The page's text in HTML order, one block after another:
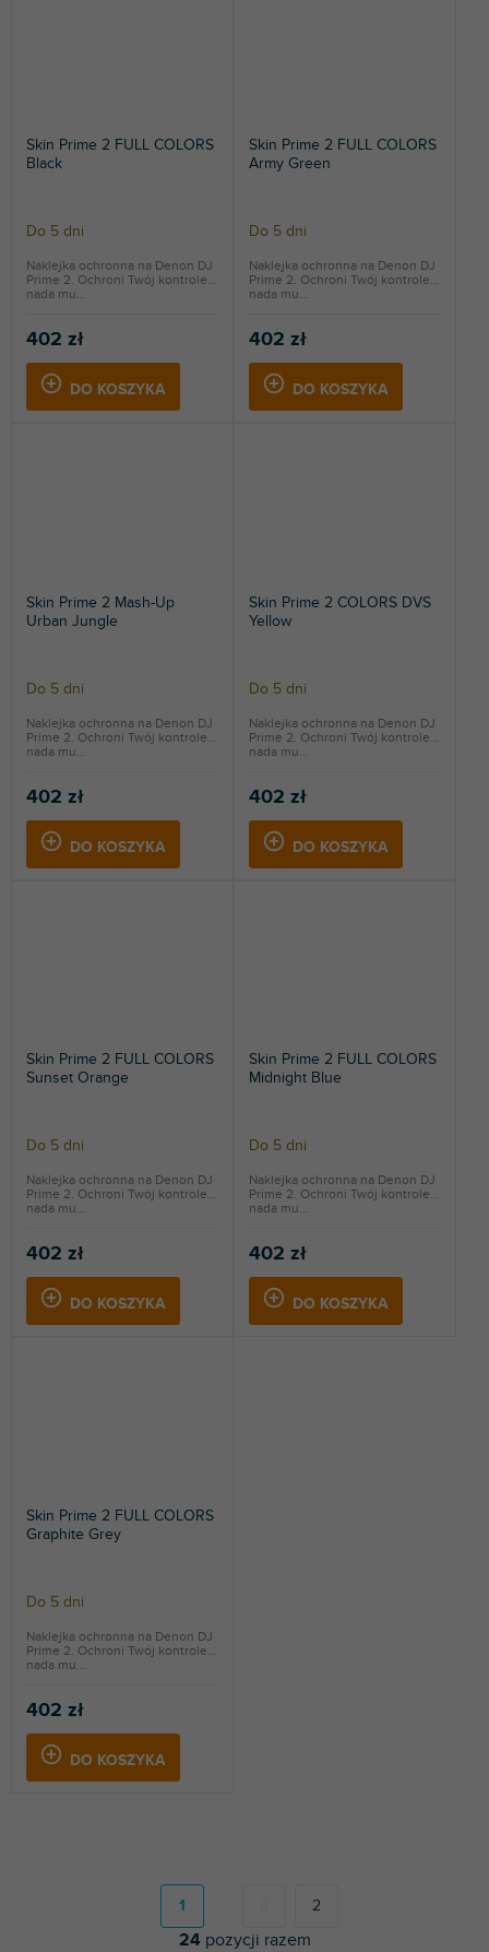
Skin Prime 2 FULL COLORS
Black
Do 5 dni
402 zł
DO KOSZYKA
Naklejka ochronna na Denon DJ
Prime 2. Ochroni Twój kontroler i
nada mu...
Skin Prime 2 FULL COLORS
Army Green
Do 5 dni
402 zł
DO KOSZYKA
Naklejka ochronna na Denon DJ
Prime 2. Ochroni Twój kontroler i
nada mu...
Skin Prime 2 Mash-Up
Urban Jungle
Do 5 dni
402 zł
DO KOSZYKA
Naklejka ochronna na Denon DJ
Prime 2. Ochroni Twój kontroler i
nada mu...
Skin Prime 2 COLORS DVS
Yellow
Do 5 dni
402 zł
DO KOSZYKA
Naklejka ochronna na Denon DJ
Prime 2. Ochroni Twój kontroler i
nada mu...
Skin Prime 2 FULL COLORS
Sunset Orange
Do 5 dni
402 zł
DO KOSZYKA
Naklejka ochronna na Denon DJ
Prime 2. Ochroni Twój kontroler i
nada mu...
Skin Prime 2 FULL COLORS
Midnight Blue
Do 5 dni
402 zł
DO KOSZYKA
Naklejka ochronna na Denon DJ
Prime 2. Ochroni Twój kontroler i
nada mu...
Skin Prime 2 FULL COLORS
Graphite Grey
Do 5 dni
402 zł
DO KOSZYKA
Naklejka ochronna na Denon DJ
Prime 2. Ochroni Twój kontroler i
nada mu...
n
1 2
24 pozycji razem